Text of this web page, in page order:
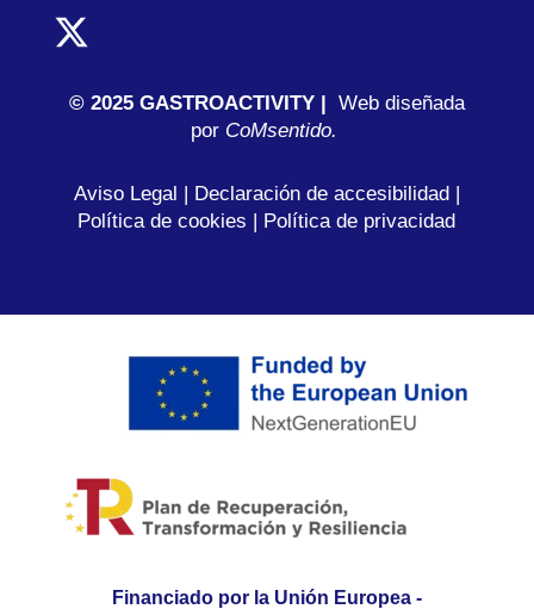
© 2025 GASTROACTIVITY |
Web diseñada
porCoMsentido.
Aviso Legal Declaración de accesibilidad
Política de cookies
Política de privacidad
Financiado por la Unión Europea -